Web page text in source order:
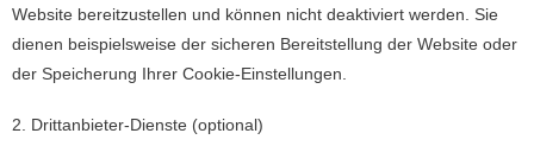
Website bereitzustellen und können nicht deaktiviert werden. Sie
dienen beispielsweise der sicheren Bereitstellung der Website oder
der Speicherung Ihrer Cookie-Einstellungen.
2. Drittanbieter-Dienste (optional)